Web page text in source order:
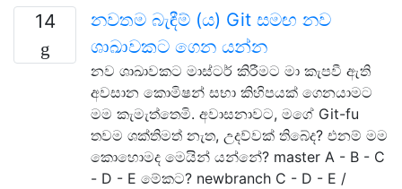
14
නවතම බැඳීම් (ය) Git සමඟ නව
ශාඛාවකට ගෙන යන්න
නව ශාඛාවකට මාස්ටර් කිරීමට මා කැපවී ඇති
අවසාන කොමිෂන් සභා කිහිපයක් ගෙනයාමට
මම කැමැත්තෙමි. අවාසනාවට, මගේ Git-fu
තවම ශක්තිමත් නැත, උදව්වක් තිබේද? එනම් මම
කොහොමද මෙයින් යන්නේ? master A - B - C
- D - E මේකට? newbranch C - D - E /